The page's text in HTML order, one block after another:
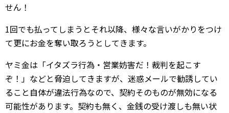
せん！
1回でも払ってしまうとそれ以降、様々な言いがかりをつけ
て更にお金を奪い取ろうとしてきます。
ヤミ金は「イタズラ行為・営業妨害だ！裁判を起こす
ぞ！」などと脅迫してきますが、迷惑メールで勧誘してい
ること自体が違法行為なので、契約そのものが無効になる
可能性があります。契約も無く、金銭の受け渡しも無い状